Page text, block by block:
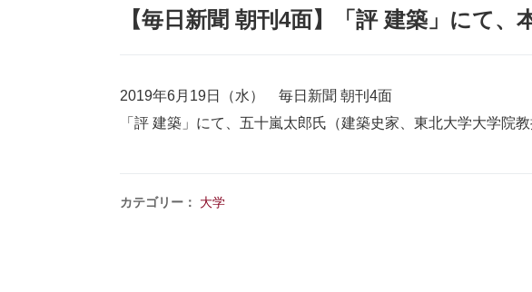
【毎日新聞 朝刊4面】「評 建築」にて、
2019年6月19日（水） 毎日新聞 朝刊4面
「評 建築」にて、五十嵐太郎氏（建築史家、東北大学大学院
カテゴリー： 大学